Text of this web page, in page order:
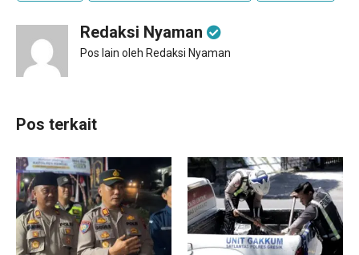
Redaksi Nyaman
Pos lain oleh Redaksi Nyaman
Pos terkait